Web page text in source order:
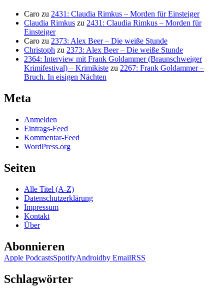
Caro zu 2431: Claudia Rimkus – Morden für Einsteiger
Claudia Rimkus zu 2431: Claudia Rimkus – Morden für
Einsteiger
Caro zu 2373: Alex Beer – Die weiße Stunde
Christoph zu 2373: Alex Beer – Die weiße Stunde
2364: Interview mit Frank Goldammer (Braunschweiger
Krimifestival) – Krimikiste zu 2267: Frank Goldammer –
Bruch. In eisigen Nächten
Meta
Anmelden
Eintrags-Feed
Kommentar-Feed
WordPress.org
Seiten
Alle Titel (A-Z)
Datenschutzerklärung
Impressum
Kontakt
Über
Abonnieren
Apple PodcastsSpotifyAndroidby EmailRSS
Schlagwörter